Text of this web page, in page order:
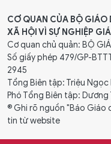
CƠ QUAN CỦA BỘ GIÁO
XÃ HỘI VÌ SỰ NGHIỆP
Cơ quan chủ quản: BỘ
Số giấy phép 479/GP-
2945
Tổng Biên tập: Triệu Ngọc
Phó Tổng Biên tập:
® Ghi rõ nguồn "Báo Giáo
tin từ website